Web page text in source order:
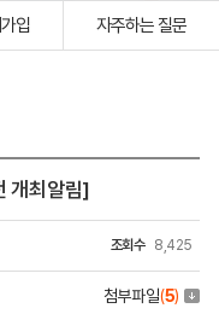
입 자주하는 질문
개최알림]
조회수 8,425
첨부파일(5)